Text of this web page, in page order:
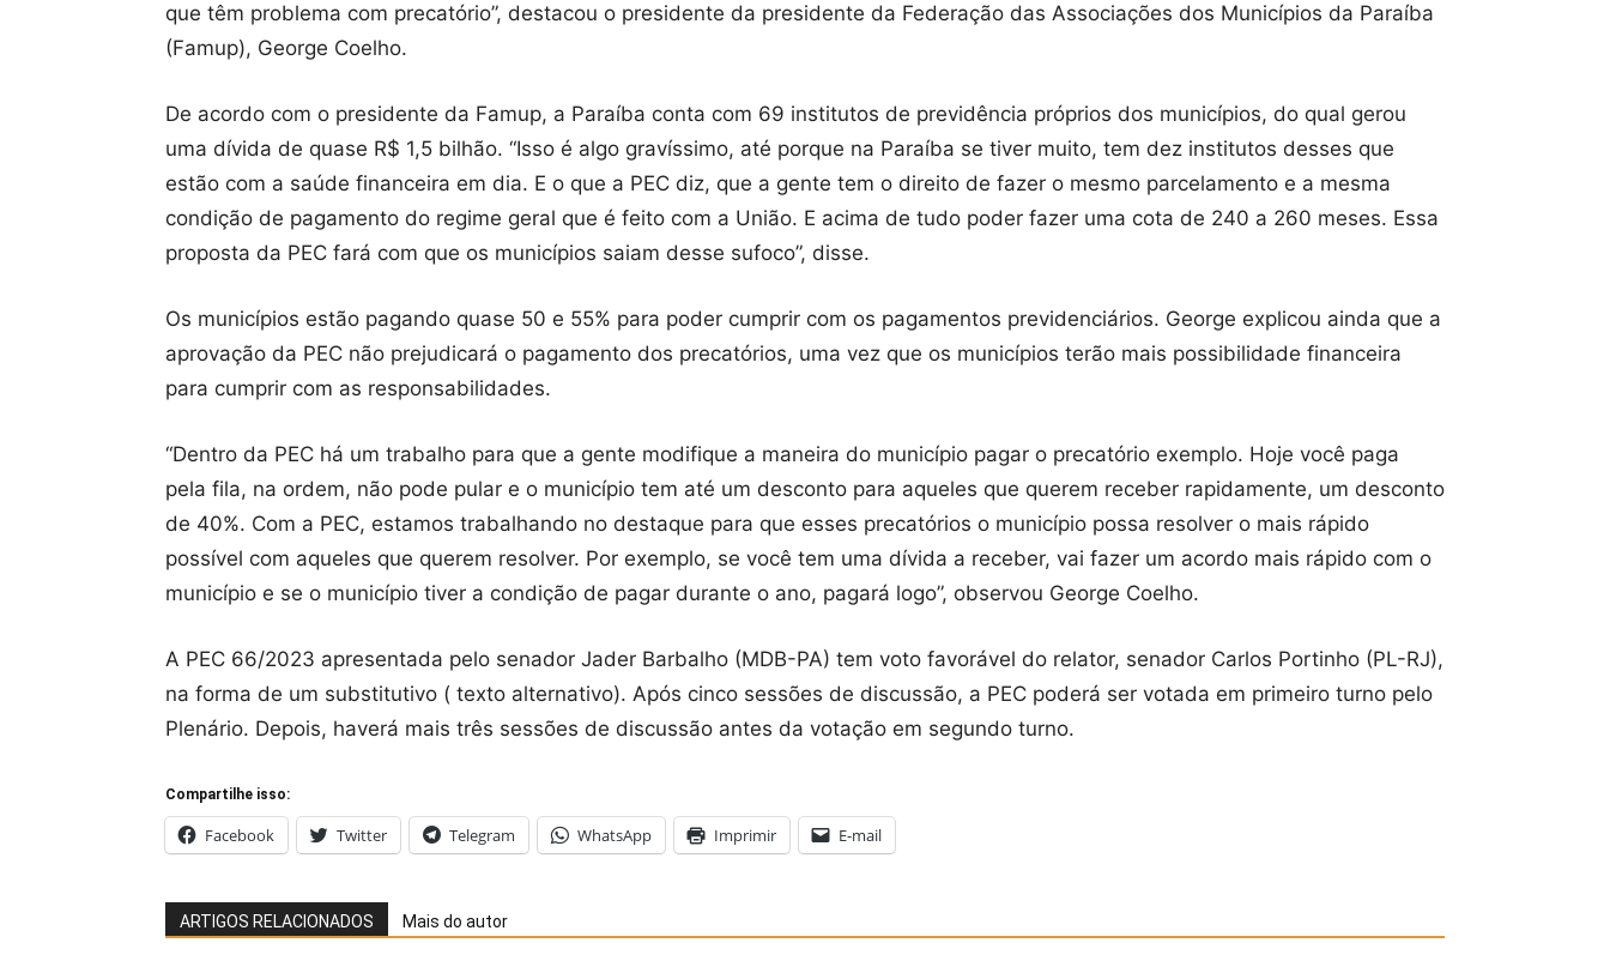
que têm problema com precatório”, destacou o presidente da presidente da Federação das Associações dos Municípios da Paraíba
(Famup), George Coelho.
De acordo com o presidente da Famup, a Paraíba conta com 69 institutos de previdência próprios dos municípios, do qual gerou
uma dívida de quase R$ 1,5 bilhão. “Isso é algo gravíssimo, até porque na Paraíba se tiver muito, tem dez institutos desses que
estão com a saúde financeira em dia. E o que a PEC diz, que a gente tem o direito de fazer o mesmo parcelamento e a mesma
condição de pagamento do regime geral que é feito com a União. E acima de tudo poder fazer uma cota de 240 a 260 meses. Essa
proposta da PEC fará com que os municípios saiam desse sufoco”, disse.
Os municípios estão pagando quase 50 e 55% para poder cumprir com os pagamentos previdenciários. George explicou ainda que a
aprovação da PEC não prejudicará o pagamento dos precatórios, uma vez que os municípios terão mais possibilidade financeira
para cumprir com as responsabilidades.
“Dentro da PEC há um trabalho para que a gente modifique a maneira do município pagar o precatório exemplo. Hoje você paga
pela fila, na ordem, não pode pular e o município tem até um desconto para aqueles que querem receber rapidamente, um desconto
de 40%. Com a PEC, estamos trabalhando no destaque para que esses precatórios o município possa resolver o mais rápido
possível com aqueles que querem resolver. Por exemplo, se você tem uma dívida a receber, vai fazer um acordo mais rápido com o
município e se o município tiver a condição de pagar durante o ano, pagará logo”, observou George Coelho.
A PEC 66/2023 apresentada pelo senador Jader Barbalho (MDB-PA) tem voto favorável do relator, senador Carlos Portinho (PL-RJ),
na forma de um substitutivo ( texto alternativo). Após cinco sessões de discussão, a PEC poderá ser votada em primeiro turno pelo
Plenário. Depois, haverá mais três sessões de discussão antes da votação em segundo turno.
Compartilhe isso:
Facebook Twitter Telegram WhatsApp Imprimir E-mail
ARTIGOS RELACIONADOS Mais do autor